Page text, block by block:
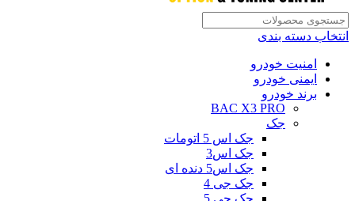
انتخاب دسته بندی
امنیت خودرو
ایمنی خودرو
برند خودرو
BAC X3 PRO
جک
جک اس 5 اتومات
جک اس3
جک اس5 دنده ای
جک جی 4
جک جی 5